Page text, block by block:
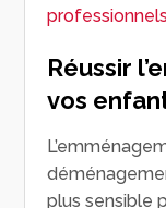
professionnels
Réussir
vos
plus sensible